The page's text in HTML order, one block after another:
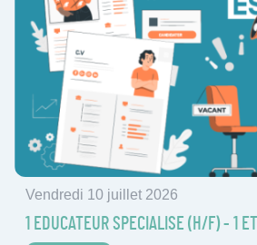
Vendredi 10 juillet 2026
1 EDUCATEUR SPECIALISE (H/F) - 1